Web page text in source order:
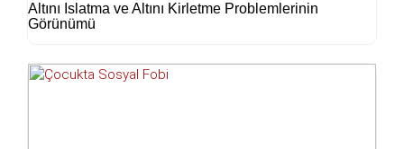
Altını Islatma ve Altını Kirletme Problemlerinin
Görünümü